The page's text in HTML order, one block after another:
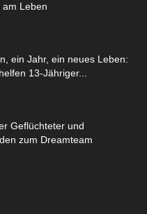
am Leben
ein Jahr, ein neues Leben:
13-Jähriger...
Geflüchteter und
zum Dreamteam